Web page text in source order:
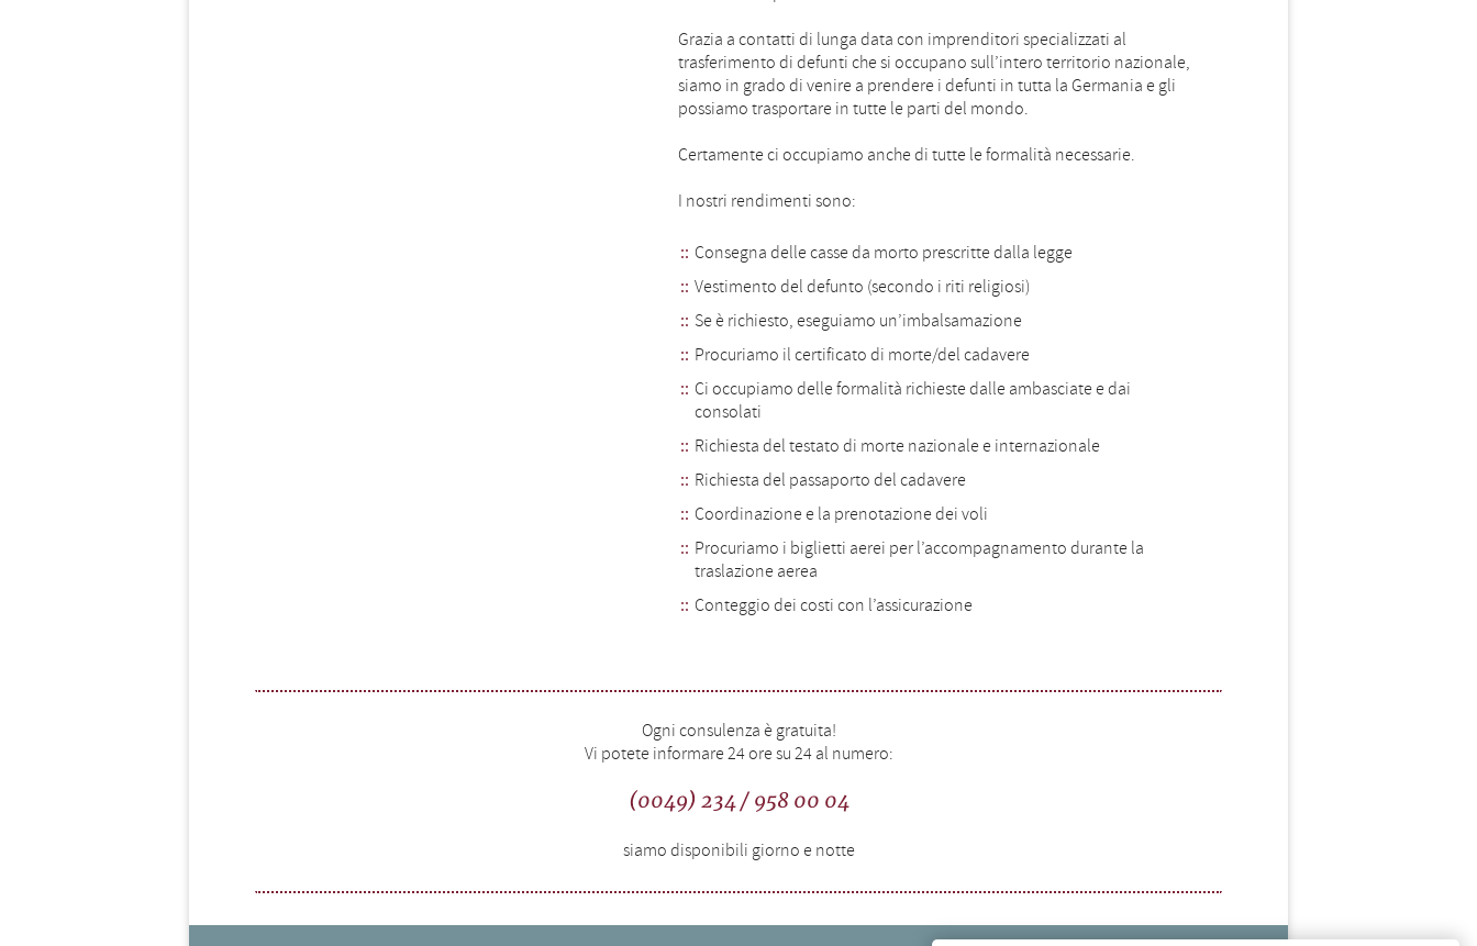
Grazia a contatti di lunga data con imprenditori specializzati al
trasferimento di defunti che si occupano sull’intero territorio nazionale,
siamo in grado di venire a prendere i defunti in tutta la Germania e gli
possiamo trasportare in tutte le parti del mondo.
Certamente ci occupiamo anche di tutte le formalità necessarie.
I nostri rendimenti sono:
Consegna delle casse da morto prescritte dalla legge
Vestimento del defunto (secondo i riti religiosi)
Se è richiesto, eseguiamo un’imbalsamazione
Procuriamo il certificato di morte/del cadavere
Ci occupiamo delle formalità richieste dalle ambasciate e dai
consolati
Richiesta del testato di morte nazionale e internazionale
Richiesta del passaporto del cadavere
Coordinazione e la prenotazione dei voli
Procuriamo i biglietti aerei per l’accompagnamento durante la
traslazione aerea
Conteggio dei costi con l’assicurazione
Ogni consulenza è gratuita!
Vi potete informare 24 ore su 24 al numero:
(0049) 234 / 958 00 04
siamo disponibili giorno e notte